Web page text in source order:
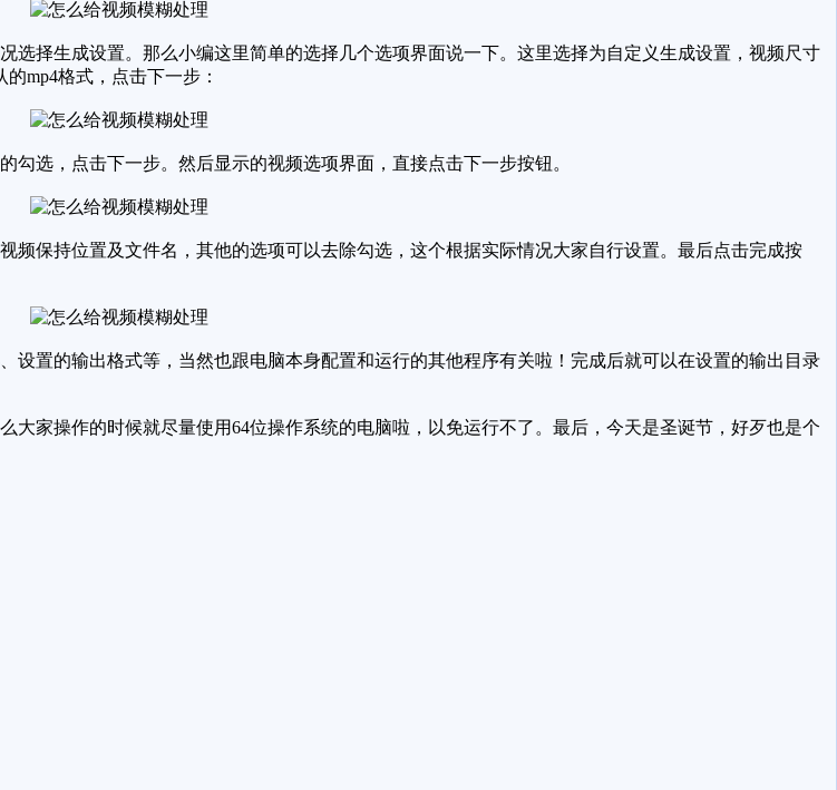
择生成设置。那么小编这里简单的选择几个选项界面说一下。这里选择为自定义生成设置，视频尺寸
mp4格式，点击下一步：
选，点击下一步。然后显示的视频选项界面，直接点击下一步按钮。
保持位置及文件名，其他的选项可以去除勾选，这个根据实际情况大家自行设置。最后点击完成按
置的输出格式等，当然也跟电脑本身配置和运行的其他程序有关啦！完成后就可以在设置的输出目录
家操作的时候就尽量使用64位操作系统的电脑啦，以免运行不了。最后，今天是圣诞节，好歹也是个